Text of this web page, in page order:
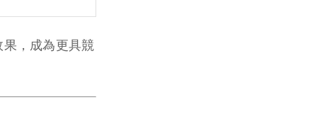
，成為更具競